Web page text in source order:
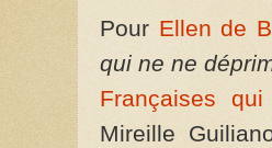
Pour Ellen de
qui ne ne
Françaises
Mireille